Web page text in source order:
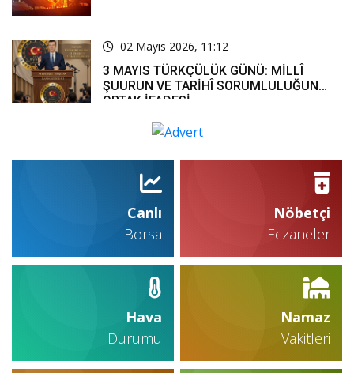
02 Mayıs 2026, 11:12
3 MAYIS TÜRKÇÜLÜK GÜNÜ: MİLLÎ
ŞUURUN VE TARİHÎ SORUMLULUĞUN
ORTAK İFADESİ
Canlı
Borsa
Nöbetçi
Eczaneler
Hava
Durumu
Namaz
Vakitleri